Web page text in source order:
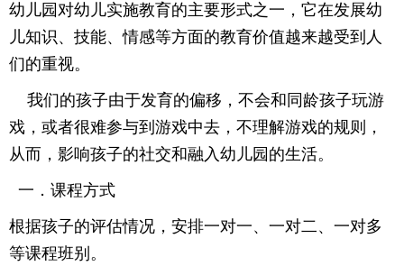
幼儿园对幼儿实施教育的主要形式之一， 它在发展幼
儿知识、技能、情感等方面的教育价值越来越受到人
们的重视。
我们的孩子由于发育的偏移 ， 不会和同龄孩子玩游
戏 ，或者很难参与到游戏中去，不理解游戏的规则，
从而，影响孩子的社交和融入幼儿园的生活。
一．课程方式
根据孩子的评估情况 ，安排一对一、 一对二、 一对多
等课程班别 。